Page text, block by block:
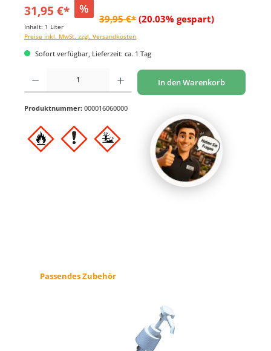
31,95 €* %
39,95 €* (20.03% gespart)
Inhalt: 1 Liter
Preise inkl. MwSt. zzgl. Versandkosten
Sofort verfügbar, Lieferzeit: ca. 1 Tag
Produkt Anzahl: Gib den gewünschten Wert ein oder benutze die Schaltflächen um
In den Warenkorb
Produktnummer: 000016060000
Produktgalerie überspringen
Passendes Zubehör